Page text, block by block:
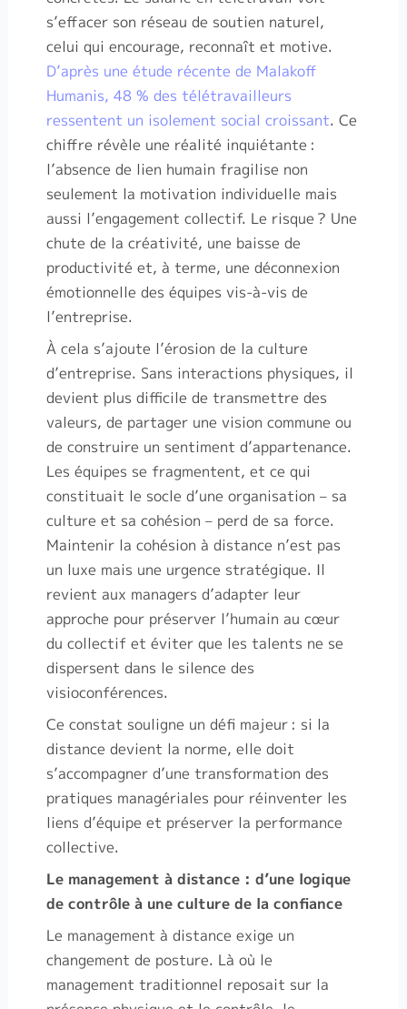
s’effacer son réseau de soutien naturel,
celui qui encourage, reconnaît et motive.
D’après une étude récente de Malakoff
Humanis, 48 % des télétravailleurs
ressentent un isolement social croissant. Ce
chiffre révèle une réalité inquiétante :
l’absence de lien humain fragilise non
seulement la motivation individuelle mais
aussi l’engagement collectif. Le risque ? Une
chute de la créativité, une baisse de
productivité et, à terme, une déconnexion
émotionnelle des équipes vis-à-vis de
l’entreprise.
À cela s’ajoute l’érosion de la culture
d’entreprise. Sans interactions physiques, il
devient plus difficile de transmettre des
valeurs, de partager une vision commune ou
de construire un sentiment d’appartenance.
Les équipes se fragmentent, et ce qui
constituait le socle d’une organisation – sa
culture et sa cohésion – perd de sa force.
Maintenir la cohésion à distance n’est pas
un luxe mais une urgence stratégique. Il
revient aux managers d’adapter leur
approche pour préserver l’humain au cœur
du collectif et éviter que les talents ne se
dispersent dans le silence des
visioconférences.
Ce constat souligne un défi majeur : si la
distance devient la norme, elle doit
s’accompagner d’une transformation des
pratiques managériales pour réinventer les
liens d’équipe et préserver la performance
collective.
Le management à distance : d’une logique
de contrôle à une culture de la confiance
Le management à distance exige un
changement de posture. Là où le
management traditionnel reposait sur la